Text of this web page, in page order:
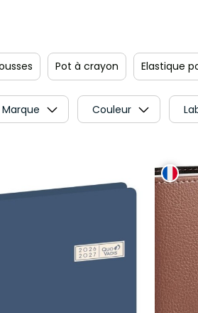
Pot à crayon Elastique
Marque Couleur